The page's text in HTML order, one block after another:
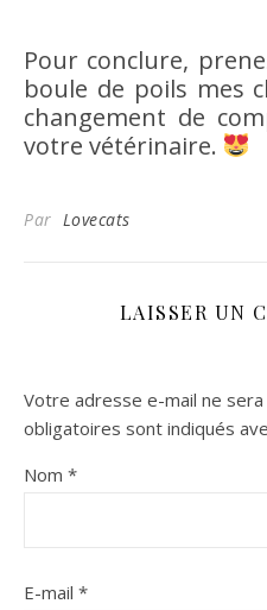
Pour conclure,
boule de poils mes
changement de
votre vétérinaire.
Par Lovecats
LAISSER UN
Votre adresse e-mail ne sera
obligatoires sont indiqués
Nom *
E-mail *